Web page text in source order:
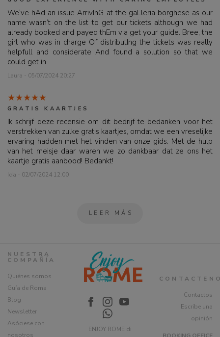
We‘ve hAd an issue ArrivInG at the gaLleria borghese as our
name wasn‘t on the list to get our tickets although we had
already booked and payed thEm via get your guide. Bree, the
girl who was in charge Of distributIng the tickets was really
helpfull and considerate And found a solution so that we
could get in.
Laura - 05/07/2024 20:27
GRATIS KAARTJES
Ik schrijf deze recensie om dit bedrijf te bedanken voor het
verstrekken van zulke gratis kaartjes, omdat we een vreselijke
ervaring hadden met het vinden van onze gids. Met de hulp
van het meisje daar waren we zo dankbaar dat ze ons het
kaartje gratis aanbood! Bedankt!
Ida - 02/07/2024 12:00
LEER MÁS
NUESTRA
COMPAÑÍA
Quiénes somos
Guía de Roma
Blog
Newsletter
Asóciese con
nosotros
ENJOY ROME di
Contactos
Escribe una
opinión